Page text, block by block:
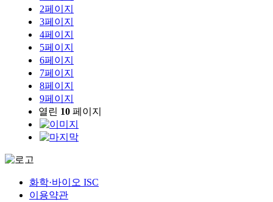
2페이지
3페이지
4페이지
5페이지
6페이지
7페이지
8페이지
9페이지
열린 10 페이지
화학·바이오 ISC
이용약관